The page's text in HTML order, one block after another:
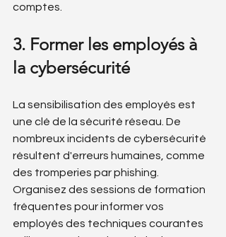
comptes.
3. Former les employés à
la cybersécurité
La sensibilisation des employés est
une clé de la sécurité réseau. De
nombreux incidents de cybersécurité
résultent d'erreurs humaines, comme
des tromperies par phishing.
Organisez des sessions de formation
fréquentes pour informer vos
employés des techniques courantes